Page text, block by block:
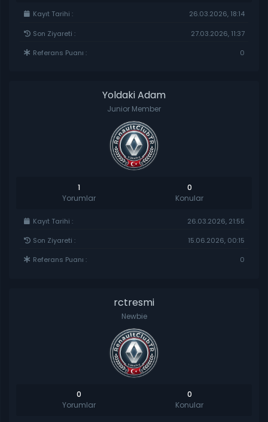
Kayıt Tarihi : 26.03.2026, 18:14
Son Ziyareti : 27.03.2026, 11:37
Referans Puanı : 0
Yoldaki Adam
Junior Member
1
Yorumlar
0
Konular
Kayıt Tarihi : 26.03.2026, 21:55
Son Ziyareti : 15.06.2026, 00:15
Referans Puanı : 0
rctresmi
Newbie
0
Yorumlar
0
Konular